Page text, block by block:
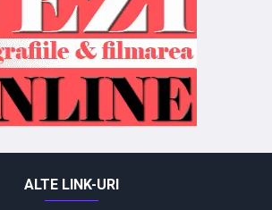
ALTE LINK-URI